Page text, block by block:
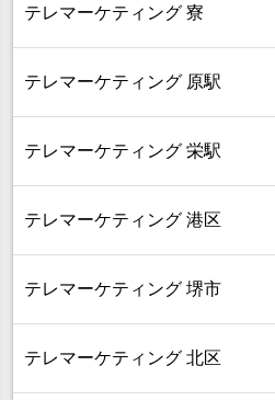
テレマーケティング 寮
テレマーケティング 原駅
テレマーケティング 栄駅
テレマーケティング 港区
テレマーケティング 堺市
テレマーケティング 北区